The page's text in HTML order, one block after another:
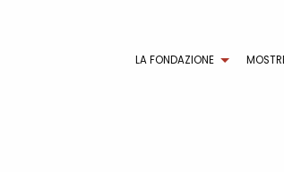
LA FONDAZIONE